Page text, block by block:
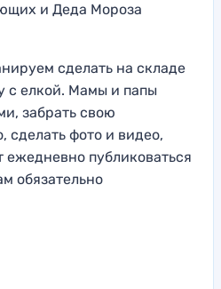
и Деда Мороза
сделать на складе
с елкой. Мамы и папы
забрать свою
сделать фото и видео,
ежедневно публиковаться
обязательно